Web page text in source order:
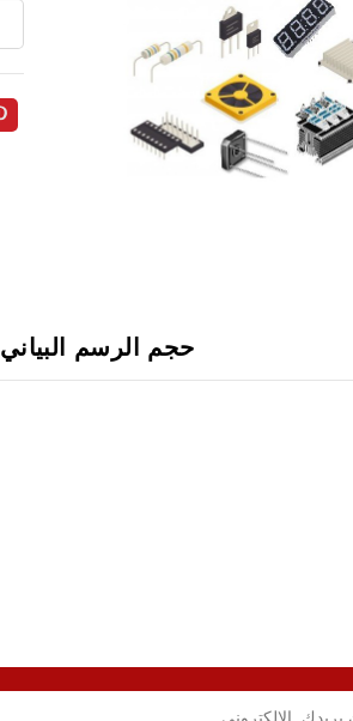
حجم الرسم البياني